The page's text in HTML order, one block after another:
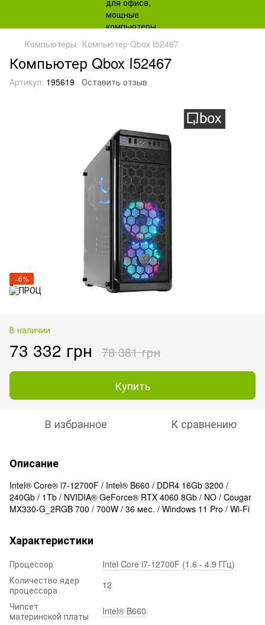
Компьютеры Компьютер Qbox I52467
Компьютер Qbox I52467
Артикул: 195619 Оставить отзыв
−6%
В наличии
73 332 грн 78 381 грн
Купить
В избранное К сравнению
Описание
Intel® Core® i7-12700F / Intel® B660 / DDR4 16Gb 3200 /
240Gb / 1Tb / NVIDIA® GeForce® RTX 4060 8Gb / NO / Cougar
MX330-G_2RGB 700 / 700W / 36 мес. / Windows 11 Pro / Wi-Fi
Характеристики
Процессор
Intel Core i7-12700F (1.6 - 4.9 ГГц)
Количество ядер
процессора
12
Чипсет
материнской платы
Intel® B660